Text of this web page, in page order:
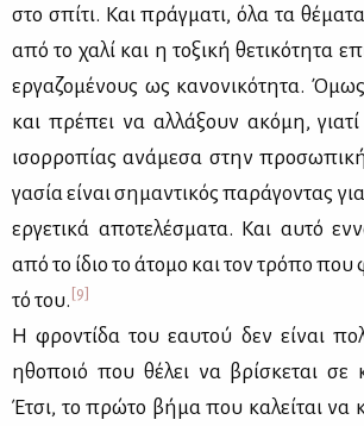
στο σπί­τι. Και πράγ­μα­τι, όλα τα
από το χα­λί και η το­ξι­κή θε­τι­κό­τη­τα
ερ­γα­ζο­μέ­νους ως κα­νο­νι­κό­τη­τα.
και πρέ­πει να αλ­λά­ξουν ακό­μη,
ισορ­ρο­πί­ας ανά­με­σα στην
γα­σία εί­ναι ση­μα­ντι­κός πα­ρά­γο­ντας
ερ­γε­τι­κά απο­τε­λέ­σμα­τα. Και αυ­τό
από το ίδιο το άτο­μο και τον τρό­πο που
τό του. [9]
Η φρο­ντί­δα του εαυ­τού δεν εί­ναι
ηθο­ποιό που θέ­λει να βρί­σκε­ται σε
Έτσι, το πρώ­το βή­μα που κα­λεί­ται να